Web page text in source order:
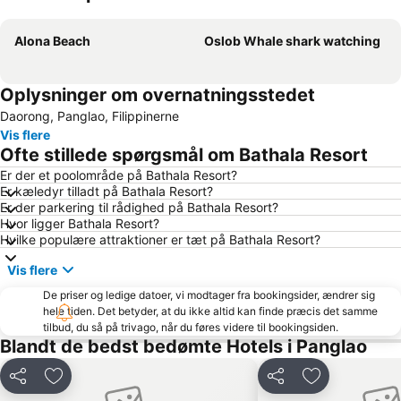
Udvid kort
Alona Beach Oslob Whale shark watching
Oplysninger om overnatningsstedet
Daorong, Panglao, Filippinerne
Vis flere
Ofte stillede spørgsmål om Bathala Resort
Er der et poolområde på Bathala Resort?
Er kæledyr tilladt på Bathala Resort?
Er der parkering til rådighed på Bathala Resort?
Hvor ligger Bathala Resort?
Hvilke populære attraktioner er tæt på Bathala Resort?
Vis flere
De priser og ledige datoer, vi modtager fra bookingsider, ændrer sig
hele tiden. Det betyder, at du ikke altid kan finde præcis det samme
tilbud, du så på trivago, når du føres videre til bookingsiden.
Blandt de bedst bedømte Hotels i Panglao
Del Føj til favoritter Del Føj til